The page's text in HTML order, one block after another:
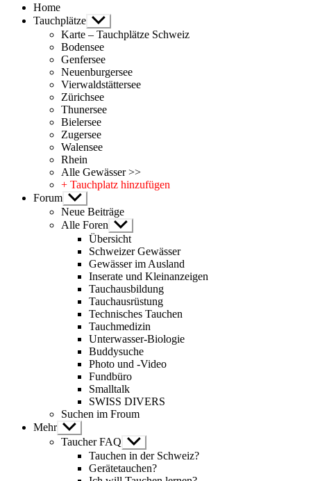
Home
Tauchplätze Untermenü
anzeigen
Karte – Tauchplätze Schweiz
Bodensee
Genfersee
Neuenburgersee
Vierwaldstättersee
Zürichsee
Thunersee
Bielersee
Zugersee
Walensee
Rhein
Alle Gewässer >>
+ Tauchplatz hinzufügen
Forum Untermenü
anzeigen
Neue Beiträge
Alle Foren Untermenü
anzeigen
Übersicht
Schweizer Gewässer
Gewässer im Ausland
Inserate und Kleinanzeigen
Tauchausbildung
Tauchausrüstung
Technisches Tauchen
Tauchmedizin
Unterwasser-Biologie
Buddysuche
Photo und -Video
Fundbüro
Smalltalk
SWISS DIVERS
Suchen im Froum
Mehr Untermenü
anzeigen
Taucher FAQ Untermenü
anzeigen
Tauchen in der Schweiz?
Gerätetauchen?